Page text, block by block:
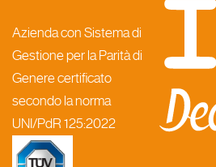
Azienda con Sistema di
Gestione per la Parità di
Genere certificato
secondo la norma
UNI/PdR 125:2022